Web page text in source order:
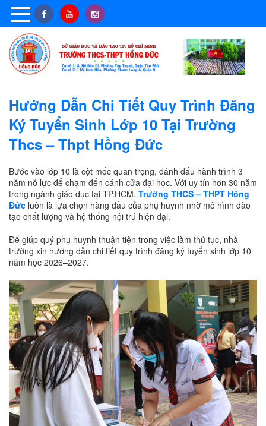
Hướng Dẫn Chi Tiết Quy Trình Đăng
Ký Tuyển Sinh Lớp 10 Tại Trường
Thcs – Thpt Hồng Đức
Bước vào lớp 10 là cột mốc quan trọng, đánh dấu hành trình 3
năm nỗ lực để chạm đến cánh cửa đại học. Với uy tín hơn 30 năm
trong ngành giáo dục tại TP.HCM, Trường THCS – THPT Hồng
Đức luôn là lựa chọn hàng đầu của phụ huynh nhờ mô hình đào
tạo chất lượng và hệ thống nội trú hiện đại.
Để giúp quý phụ huynh thuận tiện trong việc làm thủ tục, nhà
trường xin hướng dẫn chi tiết quy trình đăng ký tuyển sinh lớp 10
năm học 2026–2027.